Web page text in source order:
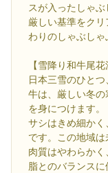
スが入ったしゃぶ
厳しい基準をク
わりのしゃぶしゃ
【雪降り和牛尾花
日本三雪のひと
牛は、厳しい冬
を身につけます。
サシはきめ細か
です。この地域
肉質はやわらかく
脂とのバランス